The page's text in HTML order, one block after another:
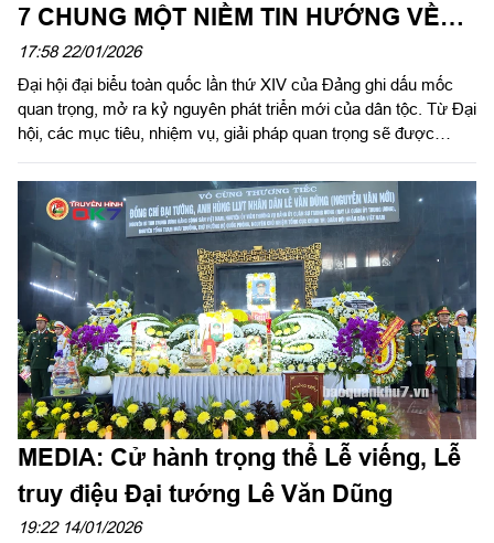
7 CHUNG MỘT NIỀM TIN HƯỚNG VỀ
ĐẠI HỘI XIV CỦA ĐẢNG
17:58 22/01/2026
Đại hội đại biểu toàn quốc lần thứ XIV của Đảng ghi dấu mốc
quan trọng, mở ra kỷ nguyên phát triển mới của dân tộc. Từ Đại
hội, các mục tiêu, nhiệm vụ, giải pháp quan trọng sẽ được
mạnh xây dựng Quân đội, củng cố quốc phòng, bảo vệ vững
chắc Tổ quốc trong giai đoạn mới.
MEDIA: Cử hành trọng thể Lễ viếng, Lễ
truy điệu Đại tướng Lê Văn Dũng
19:22 14/01/2026